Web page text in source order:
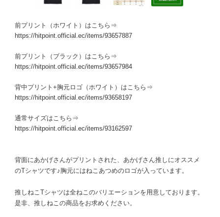
前プリント（ホワイト）はこちら⇒
https://hitpoint.official.ec/items/93657887
前プリント（ブラック）はこちら⇒
https://hitpoint.official.ec/items/93657984
背中プリント+胸元ロゴ（ホワイト）はこちら⇒
https://hitpoint.official.ec/items/93658197
通常サイズはこちら⇒
https://hitpoint.official.ec/items/93162597
背面にあかげさんがプリントされた、あかげさん推しにオススメ
のTシャツです♪胸元にはねこあつめのロゴが入っています。
推しねこTシャツは全ねこのバリエーションを用意しております。
是非、推しねこの商品をお求めください。